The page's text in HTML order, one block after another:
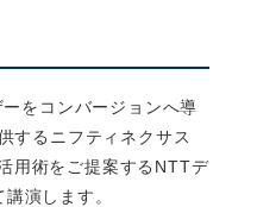
をコンバージョンへ導
するニフティネクサス
用術をご提案するNTTデ
演します。